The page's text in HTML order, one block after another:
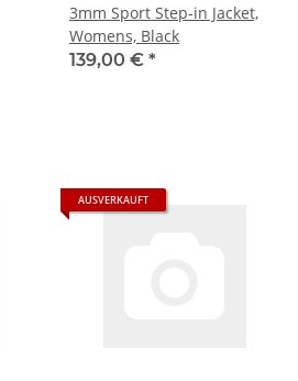
3mm Sport Step-in Jacket,
Womens, Black
139,00 € *
AUSVERKAUFT